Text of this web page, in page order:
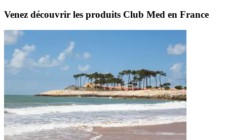
Venez découvrir les produits Club Med en France